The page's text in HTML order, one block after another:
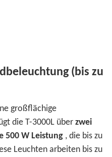
(bis zu
großflächige
die T-3000L über zwei
500 W Leistung , die bis zu
Leuchten arbeiten bis zu